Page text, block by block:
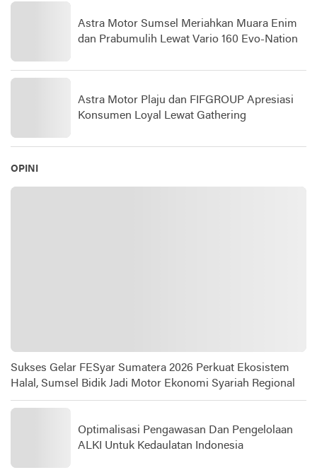
Astra Motor Sumsel Meriahkan Muara Enim
dan Prabumulih Lewat Vario 160 Evo-Nation
Astra Motor Plaju dan FIFGROUP Apresiasi
Konsumen Loyal Lewat Gathering
OPINI
Sukses Gelar FESyar Sumatera 2026 Perkuat Ekosistem
Halal, Sumsel Bidik Jadi Motor Ekonomi Syariah Regional
Optimalisasi Pengawasan Dan Pengelolaan
ALKI Untuk Kedaulatan Indonesia